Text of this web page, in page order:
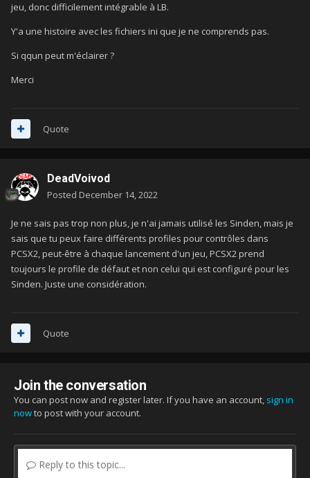
jeu, donc difficilement intégrable à LB.
Y'a une histoire avec les fichiers ini que je ne comprends pas.
Si qqun peut m'éclairer ?
Merci
Quote
DeadVoivod
Posted December 14, 2022
Je ne sais pas trop non plus, je n'ai jamais utilisé les Sinden, mais je
sais que tu peux faire différents profiles pour contrôles dans
PCSX2, peut-être à chaque lancement d'un jeu, PCSX2 prend
toujours le profile de défaut et non celui qui est configuré pour les
Sinden. Juste une considération.
Quote
Join the conversation
You can post now and register later. If you have an account, sign in
nowto post with your account.
Reply to this topic...